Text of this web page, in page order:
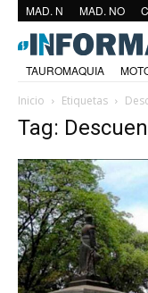
MAD. N MAD. NO
TAUROMAQUIA
Inicio
Etiquetas
Tag: